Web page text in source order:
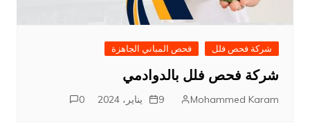
شركة فحص فلل فحص المباني الجاهزة
شركة فحص فلل بالدوادمي
Mohammed Karam 9 يناير، 2024 0